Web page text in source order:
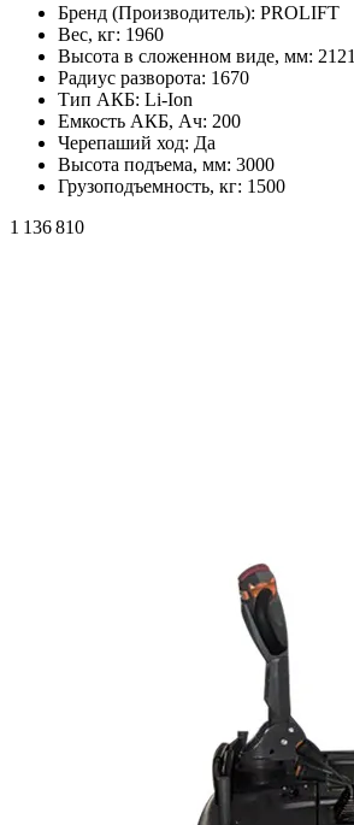
Бренд (Производитель): PROLIFT
Вес, кг: 1960
Высота в сложенном виде, мм: 2121
Радиус разворота: 1670
Тип АКБ: Li-Ion
Емкость АКБ, Ач: 200
Черепаший ход: Да
Высота подъема, мм: 3000
Грузоподъемность, кг: 1500
1 136 810